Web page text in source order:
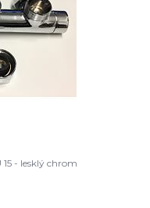
15 - lesklý chrom